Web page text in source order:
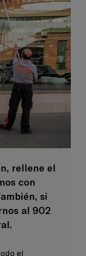
rellene el
con
si
al 902
el